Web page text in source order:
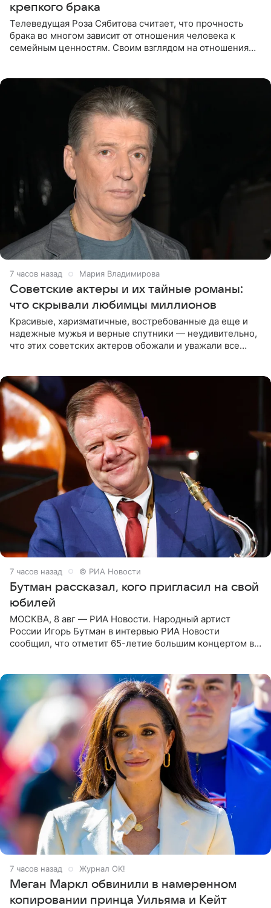
крепкого брака
Телеведущая Роза Сябитова считает, что прочность
брака во многом зависит от отношения человека к
семейным ценностям. Своим взглядом на отношения
7 часов назад Мария Владимирова
Советские актеры и их тайные романы:
что скрывали любимцы миллионов
Красивые, харизматичные, востребованные да еще и
надежные мужья и верные спутники — неудивительно,
что этих советских актеров обожали и уважали все
7 часов назад © РИА Новости
Бутман рассказал, кого пригласил на свой
юбилей
МОСКВА, 8 авг — РИА Новости. Народный артист
России Игорь Бутман в интервью РИА Новости
сообщил, что отметит 65-летие большим концертом в
7 часов назад Журнал OK!
Меган Маркл обвинили в намеренном
копировании принца Уильяма и Кейт